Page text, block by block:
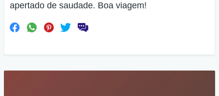
apertado de saudade. Boa viagem!